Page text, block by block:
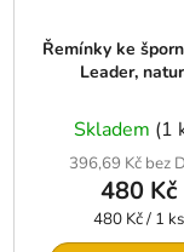
Řemínky ke
Leader,
Skladem (1
396,69 Kč bez
480 Kč
Měrná
cena:
480 Kč / 1 ks